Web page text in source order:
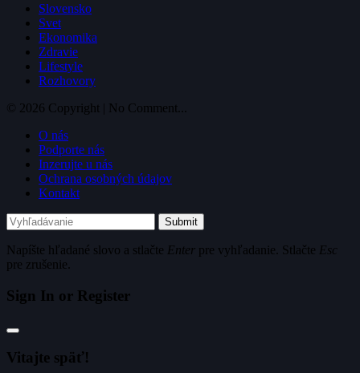
Slovensko
Svet
Ekonomika
Zdravie
Lifestyle
Rozhovory
© 2026 Copyright | No Comment...
O nás
Podporte nás
Inzerujte u nás
Ochrana osobných údajov
Kontakt
Submit
Napíšte hľadané slovo a stlačte Enter pre vyhľadanie. Stlačte Esc
pre zrušenie.
Sign In or Register
Vitajte späť!